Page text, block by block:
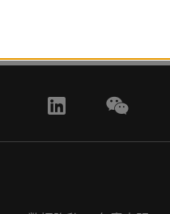
linkedin wechat